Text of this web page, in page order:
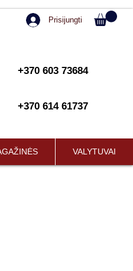
Prisijungti
+370 603 73684
+370 614 61737
VALYTUVAI